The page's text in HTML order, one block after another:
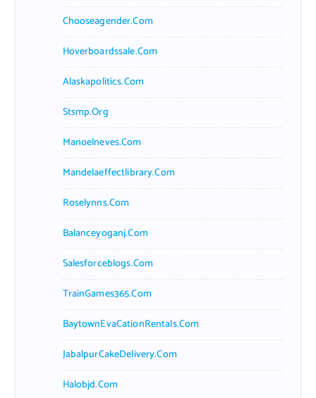
Chooseagender.com
Hoverboardssale.com
Alaskapolitics.com
Stsmp.org
Manoelneves.com
Mandelaeffectlibrary.com
Roselynns.com
Balanceyoganj.com
Salesforceblogs.com
TrainGames365.com
BaytownEvaCationRentals.com
JabalpurCakeDelivery.com
Halobjd.com